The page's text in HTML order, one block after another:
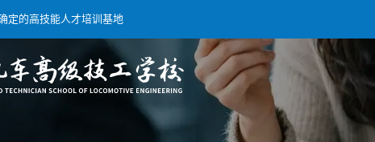
定的高技能人才培训基地